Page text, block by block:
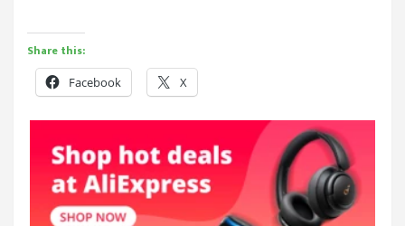
Share this:
Facebook X